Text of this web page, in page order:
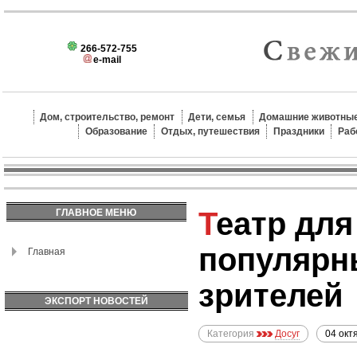
266-572-755
e-mail
Дом, строительство, ремонт Дети, семья
Домашние
Образование
Отдых, путешествия Праздники
ГЛАВНОЕ МЕНЮ
Главная
ЭКСПОРТ НОВОСТЕЙ
Театр для всех: какие спектакли
зрителей
Категория Досуг 04